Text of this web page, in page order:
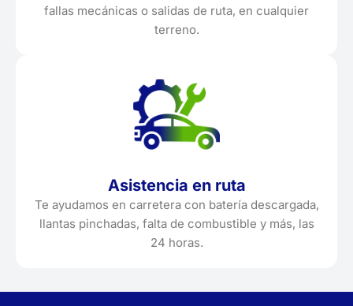
fallas mecánicas o salidas de ruta, en cualquier
terreno.
Asistencia en ruta
Te ayudamos en carretera con batería descargada,
llantas pinchadas, falta de combustible y más, las
24 horas.